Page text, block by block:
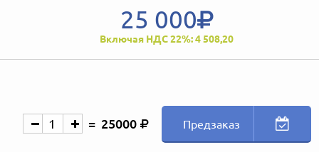
25 000
Включая НДС 22%: 4 508,20
25000 Предзаказ